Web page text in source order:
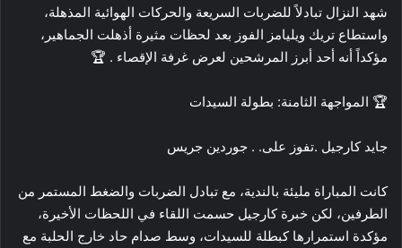
شهد النزال تبادلاً للضربات السريعة والحركات الهوائية المذهلة،
واستطاع تريك ويليامز الفوز بعد لحظات مثيرة أذهلت الجماهير،
مؤكداً أنه أحد أبرز المرشحين لعرض غرفة الإقصاء . 🏆
🏆 المواجهة الثامنة: بطولة السيدات
جايد كارجيل .تفوز على. . جوردين جريس
كانت المباراة مليئة بالندية، مع تبادل الضربات والضغط المستمر من
الطرفين، لكن خبرة كارجيل حسمت اللقاء في اللحظات الأخيرة،
مؤكدة استمرارها كبطلة للسيدات، وسط صدام حاد خارج الحلبة مع